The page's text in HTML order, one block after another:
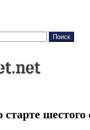
Поиск
шестого